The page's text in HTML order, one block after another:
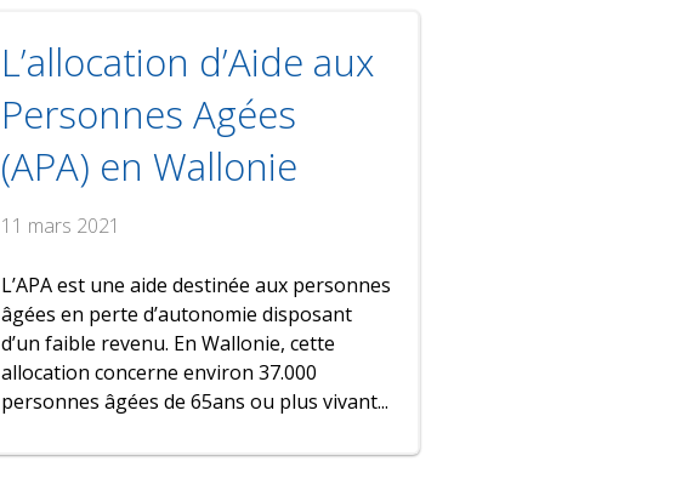
L’allocation d’Aide aux
Personnes Agées
(APA) en Wallonie
11 mars 2021
L’APA est une aide destinée aux personnes
âgées en perte d’autonomie disposant
d’un faible revenu. En Wallonie, cette
allocation concerne environ 37.000
personnes âgées de 65ans ou plus vivant...